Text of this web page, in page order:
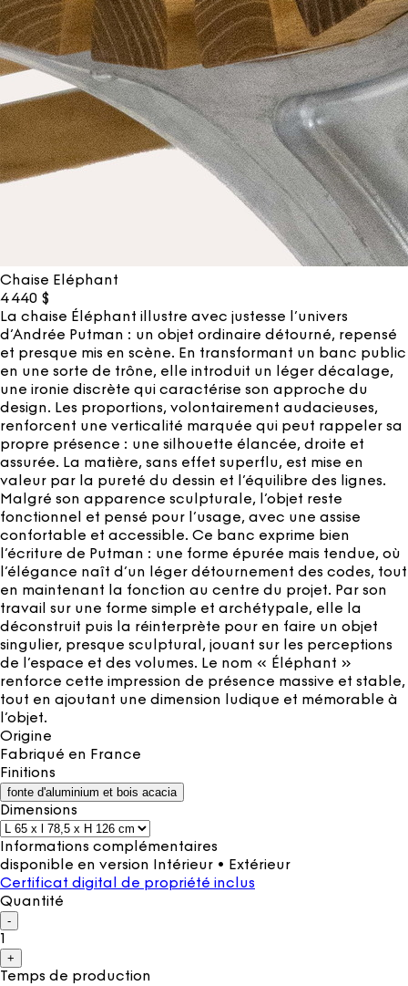
Chaise Eléphant
4 440 $
La chaise Éléphant illustre avec justesse l’univers
d’Andrée Putman : un objet ordinaire détourné, repensé
et presque mis en scène. En transformant un banc public
en une sorte de trône, elle introduit un léger décalage,
une ironie discrète qui caractérise son approche du
design. Les proportions, volontairement audacieuses,
renforcent une verticalité marquée qui peut rappeler sa
propre présence : une silhouette élancée, droite et
assurée. La matière, sans effet superflu, est mise en
valeur par la pureté du dessin et l’équilibre des lignes.
Malgré son apparence sculpturale, l’objet reste
fonctionnel et pensé pour l’usage, avec une assise
confortable et accessible. Ce banc exprime bien
l’écriture de Putman : une forme épurée mais tendue, où
l’élégance naît d’un léger détournement des codes, tout
en maintenant la fonction au centre du projet. Par son
travail sur une forme simple et archétypale, elle la
déconstruit puis la réinterprète pour en faire un objet
singulier, presque sculptural, jouant sur les perceptions
de l’espace et des volumes. Le nom « Éléphant »
renforce cette impression de présence massive et stable,
tout en ajoutant une dimension ludique et mémorable à
l’objet.
Origine
Fabriqué en France
Finitions
fonte d'aluminium et bois acacia
Dimensions
Informations complémentaires
disponible en version Intérieur • Extérieur
Certificat digital de propriété inclus
Quantité
-
1
+
Temps de production